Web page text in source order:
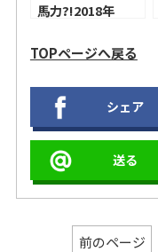
馬力?!2018年
ストリートグライ
ドのチューニン
ハイフローエアク
リーナー、
S&SMk45スリッ
プオンマフラー！
TOPページへ戻る
シェア
送る
前のページ